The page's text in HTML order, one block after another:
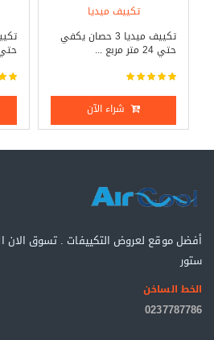
تكييف ميديا
تكييف ميديا 3 حصان يكفي
حتي 24 متر مربع ...
شراء الآن
حتي 24 متر
أفضل موقع لعروض التكييفات . تسوق الان
ستور
الخط الساخن
0237787786